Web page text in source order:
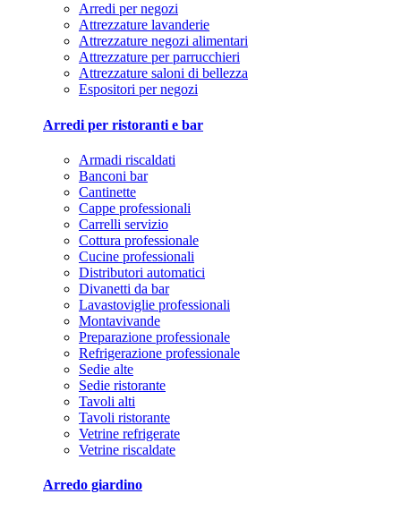
Arredi per negozi
Attrezzature lavanderie
Attrezzature negozi alimentari
Attrezzature per parrucchieri
Attrezzature saloni di bellezza
Espositori per negozi
Arredi per ristoranti e bar
Armadi riscaldati
Banconi bar
Cantinette
Cappe professionali
Carrelli servizio
Cottura professionale
Cucine professionali
Distributori automatici
Divanetti da bar
Lavastoviglie professionali
Montavivande
Preparazione professionale
Refrigerazione professionale
Sedie alte
Sedie ristorante
Tavoli alti
Tavoli ristorante
Vetrine refrigerate
Vetrine riscaldate
Arredo giardino